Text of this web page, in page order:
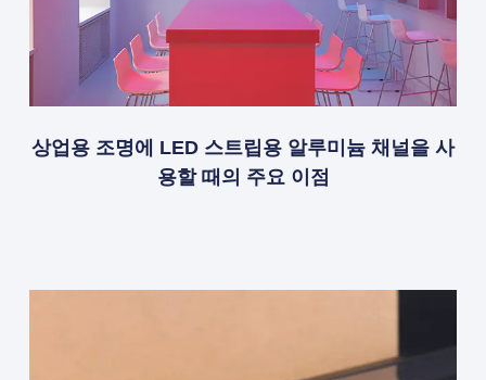
상업용 조명에 LED 스트립용 알루미늄 채널을 사
용할 때의 주요 이점